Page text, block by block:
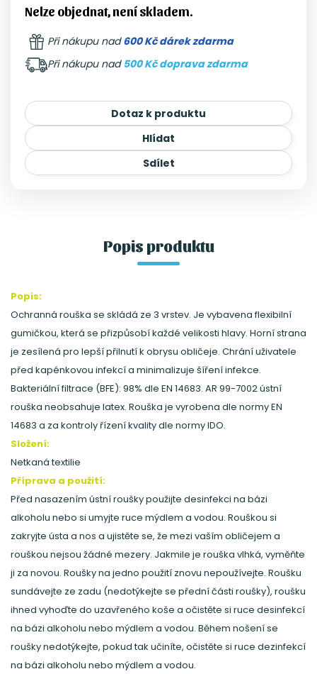
Nelze objednat, není skladem.
Při nákupu nad600 Kč dárek zdarma
Při nákupu nad 500 Kč doprava zdarma
Dotaz k produktu
Hlídat
Sdílet
Popis produktu
Popis:
Ochranná rouška se skládá ze 3 vrstev. Je vybavena flexibilní
gumičkou, která se přizpůsobí každé velikosti hlavy. Horní strana
je zesílená pro lepší přilnutí k obrysu obličeje. Chrání uživatele
před kapénkovou infekcí a minimalizuje šíření infekce.
Bakteriální filtrace (BFE): 98% dle EN 14683. AR 99-7002 ústní
rouška neobsahuje latex. Rouška je vyrobena dle normy EN
14683 a za kontroly řízení kvality dle normy IDO.
Složení:
Netkaná textilie
Příprava a použití:
Před nasazením ústní roušky použijte desinfekci na bázi
alkoholu nebo si umyjte ruce mýdlem a vodou. Rouškou si
zakryjte ústa a nos a ujistěte se, že mezi vaším obličejem a
rouškou nejsou žádné mezery. Jakmile je rouška vlhká, vyměňte
ji za novou. Roušky na jedno použití znovu nepoužívejte. Roušku
sundávejte ze zadu (nedotýkejte se přední části roušky), roušku
ihned vyhoďte do uzavřeného koše a očistěte si ruce desinfekcí
na bázi alkoholu nebo mýdlem a vodou. Během nošení se
roušky nedotýkejte, pokud tak učiníte, očistěte si ruce dezinfekcí
na bázi alkoholu nebo mýdlem a vodou.